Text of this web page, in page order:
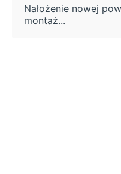
Nałożenie nowej
montaż...